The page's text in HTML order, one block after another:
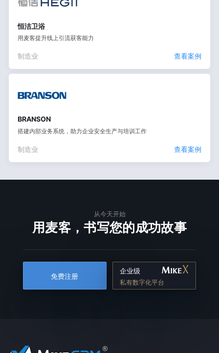
恒洁卫浴
用麦客提升线上引流获客能力
制造业 查看案例
BRANSON
搭建内部业务系统，助力企业安全生产与培训工作
制造业 查看案例
从今天开始
用麦客，书写您的成功故事
免费注册
企业级
私有数字化平台